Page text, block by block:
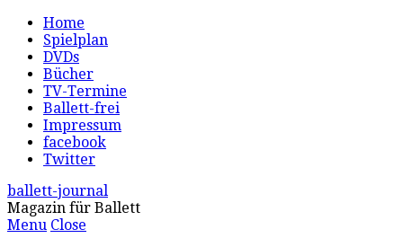
Home
Spielplan
DVDs
Bücher
TV-Termine
Ballett-frei
Impressum
facebook
Twitter
ballett-journal
Magazin für Ballett
Menu Close